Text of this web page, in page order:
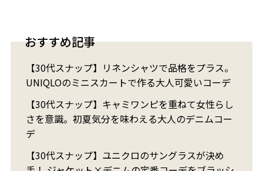
おすすめ記事
【30代スナップ】リネンシャツで品格をプラス。
UNIQLOのミニスカートで作る大人可愛いコーデ
【30代スナップ】キャミワンピを重ねて女性らし
さを意識。初夏気分を味わえる大人のデニムコー
デ
【30代スナップ】ユニクロのサングラスが決め